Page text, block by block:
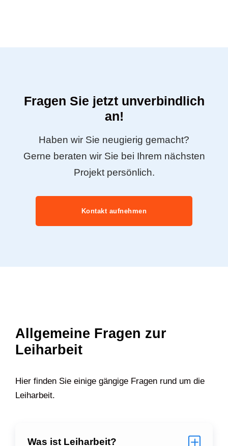
Fragen Sie jetzt unverbindlich
an!
Haben wir Sie neugierig gemacht?
Gerne beraten wir Sie bei Ihrem nächsten
Projekt persönlich.
Kontakt aufnehmen
Allgemeine Fragen zur
Leiharbeit
Hier finden Sie einige gängige Fragen rund um die
Leiharbeit.
Was ist Leiharbeit?